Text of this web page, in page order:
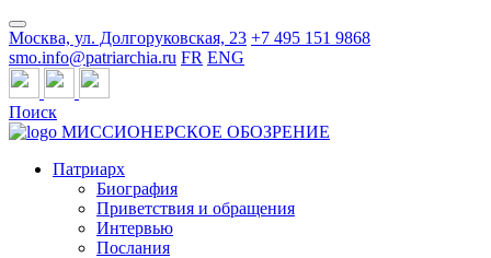
Москва, ул. Долгоруковская, 23 +7 495 151 9868
smo.info@patriarchia.ru FR ENG
Поиск
МИССИОНЕРСКОЕ ОБОЗРЕНИЕ
Патриарх
Биография
Приветствия и обращения
Интервью
Послания